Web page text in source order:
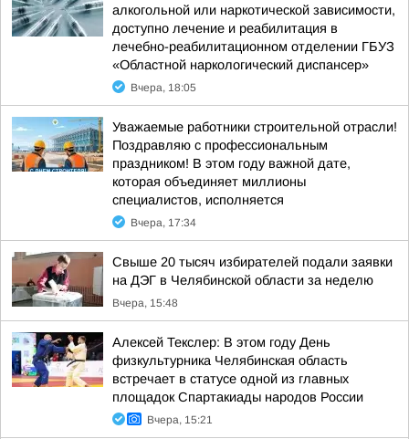
алкогольной или наркотической зависимости,
доступно лечение и реабилитация в
лечебно-реабилитационном отделении ГБУЗ
«Областной наркологический диспансер»
Вчера, 18:05
Уважаемые работники строительной отрасли!
Поздравляю с профессиональным
праздником! В этом году важной дате,
которая объединяет миллионы
специалистов, исполняется
Вчера, 17:34
Свыше 20 тысяч избирателей подали заявки
на ДЭГ в Челябинской области за неделю
Вчера, 15:48
Алексей Текслер: В этом году День
физкультурника Челябинская область
встречает в статусе одной из главных
площадок Спартакиады народов России
Вчера, 15:21